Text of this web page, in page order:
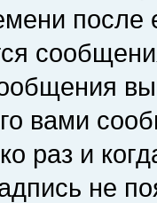
вами
раз и
не